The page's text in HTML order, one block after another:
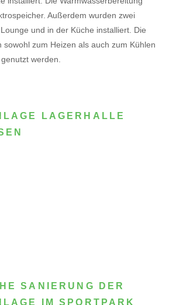
Außerdem wurden zwei
und in der Küche installiert. Die
sowohl zum Heizen als auch zum Kühlen
werden.
LAGERHALLE
SANIERUNG DER
IM SPORTPARK